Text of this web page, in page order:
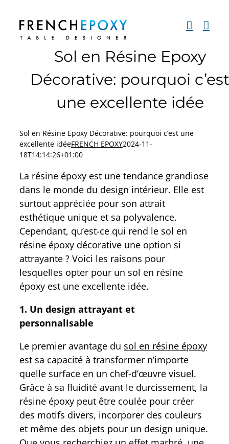
contenu
Sol en Résine Epoxy
Décorative: pourquoi c’est
une excellente idée
Sol en Résine Epoxy Décorative: pourquoi c’est une
excellente idéeFRENCH EPOXY2024-11-
18T14:14:26+01:00
La résine époxy est une tendance grandiose
dans le monde du design intérieur. Elle est
surtout appréciée pour son attrait
esthétique unique et sa polyvalence.
Cependant, qu’est-ce qui rend le sol en
résine époxy décorative une option si
attrayante ? Voici les raisons pour
lesquelles opter pour un sol en résine
époxy est une excellente idée.
1. Un design attrayant et
personnalisable
Le premier avantage du sol en résine époxy
est sa capacité à transformer n’importe
quelle surface en un chef-d’œuvre visuel.
Grâce à sa fluidité avant le durcissement, la
résine époxy peut être coulée pour créer
des motifs divers, incorporer des couleurs
et même des objets pour un design unique.